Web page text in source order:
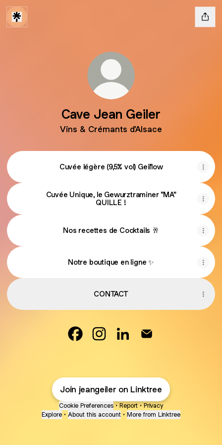
Cave Jean Geiler
Vins & Crémants d'Alsace
Cuvée légère (9,5% vol) Geil'low
Cuvée Unique, le Gewurztraminer "MA"
QUILLE !
Nos recettes de Cocktails 🥂
Notre boutique en ligne ✨
CONTACT
Join jeangeiler on Linktree
Cookie Preferences • Report • Privacy
Explore • About this account • More from Linktree